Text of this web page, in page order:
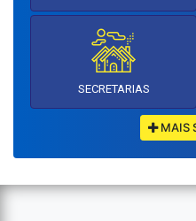
SECRETARIAS
MAIS